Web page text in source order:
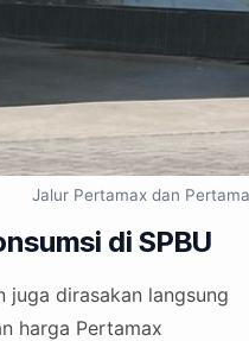
Jalur Pertamax dan
di SPBU
juga dirasakan langsung
harga Pertamax